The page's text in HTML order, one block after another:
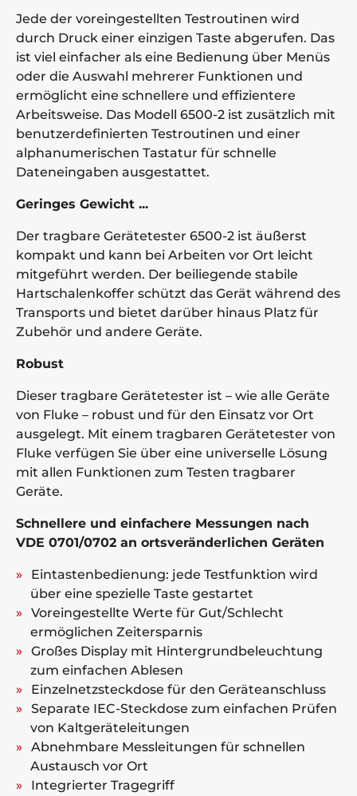
Jede der voreingestellten Testroutinen wird
durch Druck einer einzigen Taste abgerufen. Das
ist viel einfacher als eine Bedienung über Menüs
oder die Auswahl mehrerer Funktionen und
ermöglicht eine schnellere und effizientere
Arbeitsweise. Das Modell 6500-2 ist zusätzlich mit
benutzerdefinierten Testroutinen und einer
alphanumerischen Tastatur für schnelle
Dateneingaben ausgestattet.
Geringes Gewicht ...
Der tragbare Gerätetester 6500-2 ist äußerst
kompakt und kann bei Arbeiten vor Ort leicht
mitgeführt werden. Der beiliegende stabile
Hartschalenkoffer schützt das Gerät während des
Transports und bietet darüber hinaus Platz für
Zubehör und andere Geräte.
Robust
Dieser tragbare Gerätetester ist – wie alle Geräte
von Fluke – robust und für den Einsatz vor Ort
ausgelegt. Mit einem tragbaren Gerätetester von
Fluke verfügen Sie über eine universelle Lösung
mit allen Funktionen zum Testen tragbarer
Geräte.
Schnellere und einfachere Messungen nach
VDE 0701/0702 an ortsveränderlichen Geräten
Eintastenbedienung: jede Testfunktion wird
über eine spezielle Taste gestartet
Voreingestellte Werte für Gut/Schlecht
ermöglichen Zeitersparnis
Großes Display mit Hintergrundbeleuchtung
zum einfachen Ablesen
Einzelnetzsteckdose für den Geräteanschluss
Separate IEC-Steckdose zum einfachen Prüfen
von Kaltgeräteleitungen
Abnehmbare Messleitungen für schnellen
Austausch vor Ort
Integrierter Tragegriff